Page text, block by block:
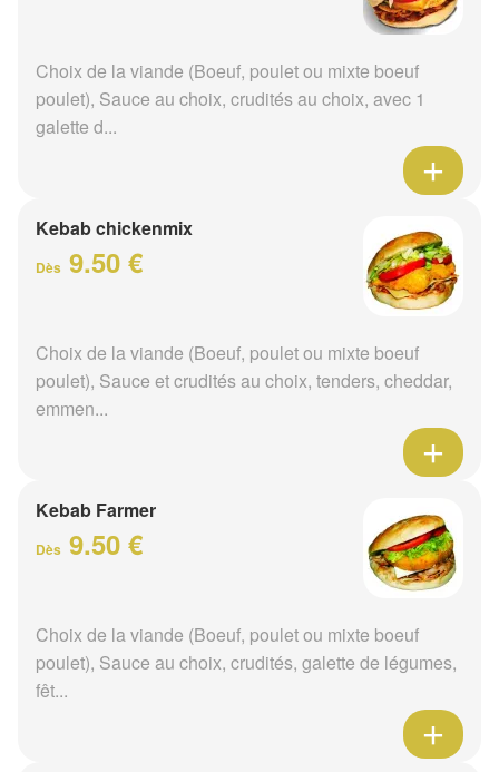
Choix de la viande (Boeuf, poulet ou mixte boeuf
poulet), Sauce au choix, crudités au choix, avec 1
galette d...
Kebab chickenmix
Dès 9.50 €
Choix de la viande (Boeuf, poulet ou mixte boeuf
poulet), Sauce et crudités au choix, tenders, cheddar,
emmen...
Kebab Farmer
Dès 9.50 €
Choix de la viande (Boeuf, poulet ou mixte boeuf
poulet), Sauce au choix, crudités, galette de légumes,
fêt...